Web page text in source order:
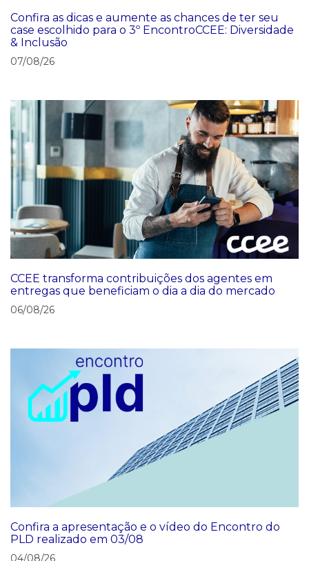
Confira as dicas e aumente as chances de ter seu
case escolhido para o 3º EncontroCCEE: Diversidade
& Inclusão
07/08/26
CCEE transforma contribuições dos agentes em
entregas que beneficiam o dia a dia do mercado
06/08/26
Confira a apresentação e o vídeo do Encontro do
PLD realizado em 03/08
04/08/26